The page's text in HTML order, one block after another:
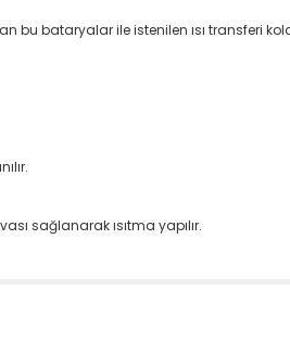
bu bataryalar ile istenilen ısı transferi
sağlanarak ısıtma yapılır.